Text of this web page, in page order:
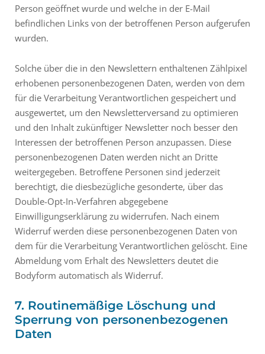
Person geöffnet wurde und welche in der E-Mail
befindlichen Links von der betroffenen Person aufgerufen
wurden.
Solche über die in den Newslettern enthaltenen Zählpixel
erhobenen personenbezogenen Daten, werden von dem
für die Verarbeitung Verantwortlichen gespeichert und
ausgewertet, um den Newsletterversand zu optimieren
und den Inhalt zukünftiger Newsletter noch besser den
Interessen der betroffenen Person anzupassen. Diese
personenbezogenen Daten werden nicht an Dritte
weitergegeben. Betroffene Personen sind jederzeit
berechtigt, die diesbezügliche gesonderte, über das
Double-Opt-In-Verfahren abgegebene
Einwilligungserklärung zu widerrufen. Nach einem
Widerruf werden diese personenbezogenen Daten von
dem für die Verarbeitung Verantwortlichen gelöscht. Eine
Abmeldung vom Erhalt des Newsletters deutet die
Bodyform automatisch als Widerruf.
7. Routinemäßige Löschung und
Sperrung von personenbezogenen
Daten